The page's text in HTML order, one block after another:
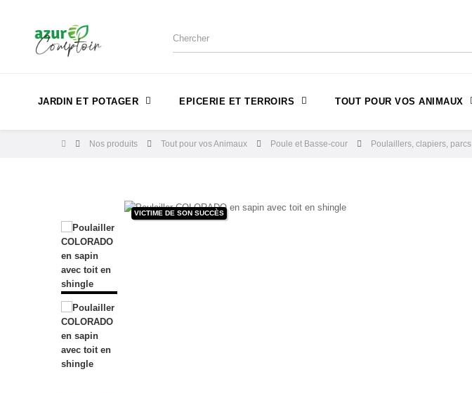
JARDIN ET POTAGER EPICERIE ET TERROIRS TOUT POUR VOS ANIMAUX
Nos produits Tout pour vos Animaux Poule et Basse-cour Poulaillers, clapiers, parcs
VICTIME DE SON SUCCÈS